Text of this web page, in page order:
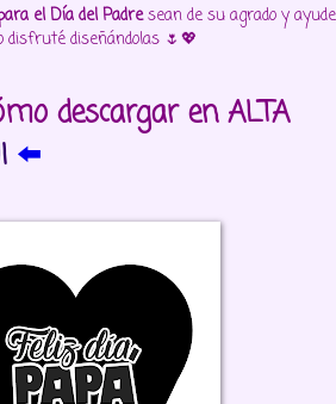
el Día del Padresean de su agrado y
disfruté diseñándolas 🌷💖
descargar en ALTA
⬅️